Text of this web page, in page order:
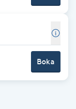
Boka